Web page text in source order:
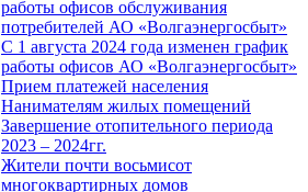
работы офисов обслуживания
потребителей АО «Волгаэнергосбыт»
С 1 августа 2024 года изменен график
работы офисов АО «Волгаэнергосбыт»
Прием платежей населения
Нанимателям жилых помещений
Завершение отопительного периода
2023 – 2024гг.
Жители почти восьмисот
многоквартирных домов